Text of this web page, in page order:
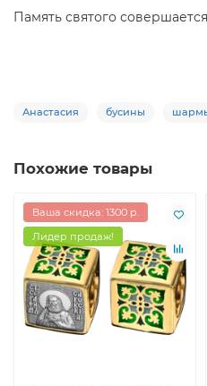
Память святого
Анастасия бусины
Похожие товары
Ваша скидка: 1300 р.
Лидер продаж!